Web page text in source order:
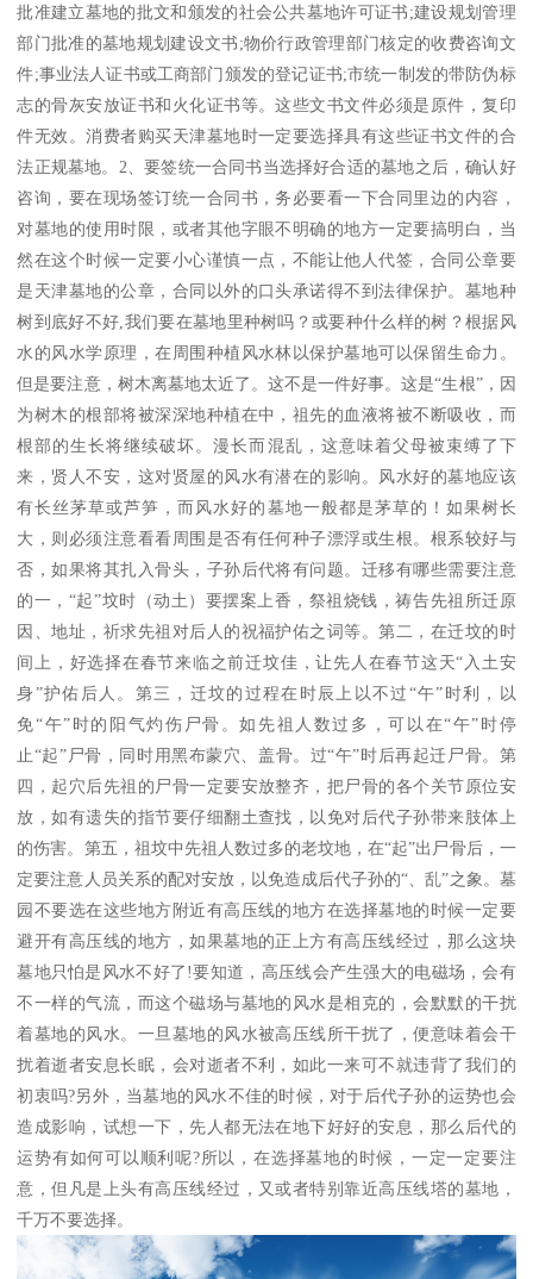
批准建立墓地的批文和颁发的社会公共墓地许可证书;建设规划管理
部门批准的墓地规划建设文书;物价行政管理部门核定的收费咨询文
件;事业法人证书或工商部门颁发的登记证书;市统一制发的带防伪标
志的骨灰安放证书和火化证书等。这些文书文件必须是原件，复印
件无效。消费者购买天津墓地时一定要选择具有这些证书文件的合
法正规墓地。2、要签统一合同书当选择好合适的墓地之后，确认好
咨询，要在现场签订统一合同书，务必要看一下合同里边的内容，
对墓地的使用时限，或者其他字眼不明确的地方一定要搞明白，当
然在这个时候一定要小心谨慎一点，不能让他人代签，合同公章要
是天津墓地的公章，合同以外的口头承诺得不到法律保护。墓地种
树到底好不好,我们要在墓地里种树吗？或要种什么样的树？根据风
水的风水学原理，在周围种植风水林以保护墓地可以保留生命力。
但是要注意，树木离墓地太近了。这不是一件好事。这是“生根”，因
为树木的根部将被深深地种植在中，祖先的血液将被不断吸收，而
根部的生长将继续破坏。漫长而混乱，这意味着父母被束缚了下
来，贤人不安，这对贤屋的风水有潜在的影响。风水好的墓地应该
有长丝茅草或芦笋，而风水好的墓地一般都是茅草的！如果树长
大，则必须注意看看周围是否有任何种子漂浮或生根。根系较好与
否，如果将其扎入骨头，子孙后代将有问题。迁移有哪些需要注意
的一，“起”坟时（动土）要摆案上香，祭祖烧钱，祷告先祖所迁原
因、地址，祈求先祖对后人的祝福护佑之词等。第二，在迁坟的时
间上，好选择在春节来临之前迁坟佳，让先人在春节这天“入土安
身”护佑后人。第三，迁坟的过程在时辰上以不过“午”时利，以
免“午”时的阳气灼伤尸骨。如先祖人数过多，可以在“午”时停
止“起”尸骨，同时用黑布蒙穴、盖骨。过“午”时后再起迁尸骨。第
四，起穴后先祖的尸骨一定要安放整齐，把尸骨的各个关节原位安
放，如有遗失的指节要仔细翻土查找，以免对后代子孙带来肢体上
的伤害。第五，祖坟中先祖人数过多的老坟地，在“起”出尸骨后，一
定要注意人员关系的配对安放，以免造成后代子孙的“、乱”之象。墓
园不要选在这些地方附近有高压线的地方在选择墓地的时候一定要
避开有高压线的地方，如果墓地的正上方有高压线经过，那么这块
墓地只怕是风水不好了!要知道，高压线会产生强大的电磁场，会有
不一样的气流，而这个磁场与墓地的风水是相克的，会默默的干扰
着墓地的风水。一旦墓地的风水被高压线所干扰了，便意味着会干
扰着逝者安息长眠，会对逝者不利，如此一来可不就违背了我们的
初衷吗?另外，当墓地的风水不佳的时候，对于后代子孙的运势也会
造成影响，试想一下，先人都无法在地下好好的安息，那么后代的
运势有如何可以顺利呢?所以，在选择墓地的时候，一定一定要注
意，但凡是上头有高压线经过，又或者特别靠近高压线塔的墓地，
千万不要选择。